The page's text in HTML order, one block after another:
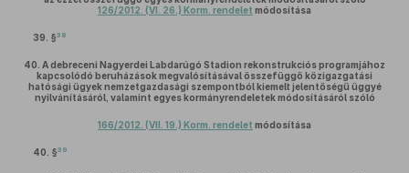
126/2012. (VI. 26.) Korm. rendelet módosítása
39. §38
40. A debreceni Nagyerdei Labdarúgó Stadion rekonstrukciós programjához
kapcsolódó beruházások megvalósításával összefüggő közigazgatási
hatósági ügyek nemzetgazdasági szempontból kiemelt jelentőségű üggyé
nyilvánításáról, valamint egyes kormányrendeletek módosításáról szóló
166/2012. (VII. 19.) Korm. rendelet módosítása
40. §39